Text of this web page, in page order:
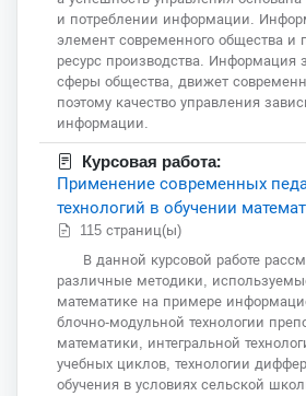
и потреблении информации.
элемент современного общества и
ресурс производства. Информация
сферы общества, движет
поэтому качество управления
информации.
Курсовая работа:
Применение современных
технологий в обучении
115 страниц(ы)
В данной курсовой работе
различные методики,
математике на примере
блочно-модульной технологии
математики, интегральной
учебных циклов, технологии
обучения в условиях сельской